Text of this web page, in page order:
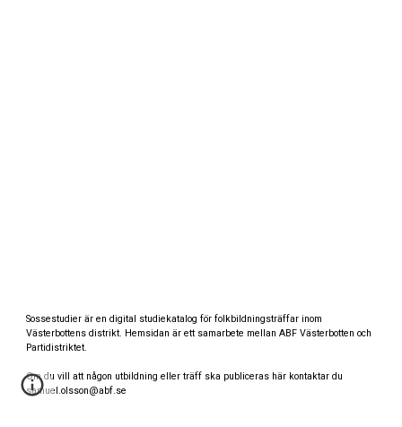
Sossestudier är en digital studiekatalog för folkbildningsträffar inom
Västerbottens distrikt. Hemsidan är ett samarbete mellan ABF Västerbotten och
Partidistriktet.
Om du vill att någon utbildning eller träff ska publiceras här kontaktar du
samuel.olsson@abf.se